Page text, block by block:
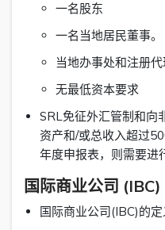
一名股东
一名当地居民董事。
当地办事处和注册
无最低资本要求
SRL免征外汇管制和向
资产和/或总收入超过
年度申报表，则需要进
国际商业公司 (IBC)
国际商业公司(IBC)的定